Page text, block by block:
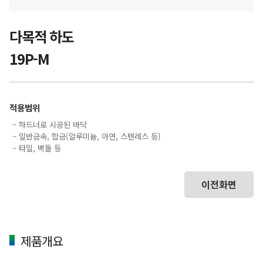
다목적 하도
19P-M
적용범위
– 하드너로 시공된 바닥
– 일반금속, 합금(알루미늄, 아연, 스텐레스 등)
– 타일, 벽돌 등
이전화면
제품개요